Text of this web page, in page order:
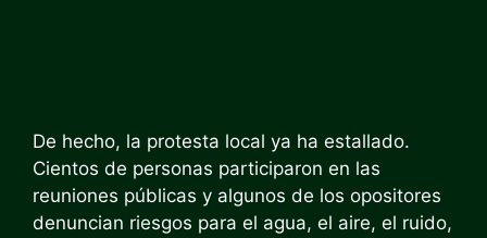
De hecho, la protesta local ya ha estallado.
Cientos de personas participaron en las
reuniones públicas y algunos de los opositores
denuncian riesgos para el agua, el aire, el ruido,